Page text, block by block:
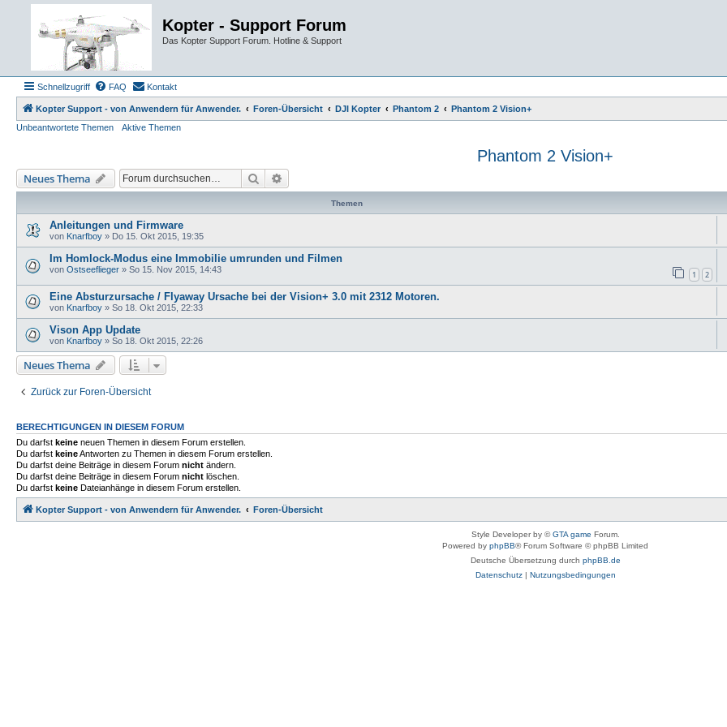
Kopter - Support Forum
Das Kopter Support Forum. Hotline & Support
Schnellzugriff FAQ Kontakt
Kopter Support - von Anwendern für Anwender. Foren-Übersicht DJI Kopter Phantom 2
Phantom 2 Vision+
Unbeantwortete Themen
Aktive Themen
Phantom 2 Vision+
Neues Thema Suche
Themen
Anleitungen und Firmware
von Knarfboy » Do 15. Okt 2015, 19:35
Im Homlock-Modus eine Immobilie umrunden und Filmen
von Ostseeflieger » So 15. Nov 2015, 14:43 1 2
Eine Absturzursache / Flyaway Ursache bei der Vision+ 3.0 mit 2312 Motoren.
von Knarfboy » So 18. Okt 2015, 22:33
Vison App Update
von Knarfboy » So 18. Okt 2015, 22:26
Neues Thema
Zurück zur Foren-Übersicht
BERECHTIGUNGEN IN DIESEM FORUM
Du darfst keine neuen Themen in diesem Forum erstellen.
Du darfst keineAntworten zu Themen in diesem Forum erstellen.
Du darfst deine Beiträge in diesem Forum nicht ändern.
Du darfst deine Beiträge in diesem Forum nicht löschen.
Du darfst keine Dateianhänge in diesem Forum erstellen.
Kopter Support - von Anwendern für Anwender. Foren-Übersicht
Style Developer by ©GTA game Forum.
Powered by phpBB® Forum Software © phpBB Limited
Deutsche Übersetzung durch phpBB.de
Datenschutz| Nutzungsbedingungen